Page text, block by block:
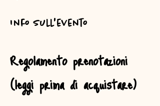
Info sull'evento
Regolamento prenotazioni
(leggi prima di acquistare)